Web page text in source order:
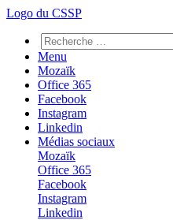
Logo du CSSP
Menu
Mozaïk
Office 365
Facebook
Instagram
Linkedin
Médias sociaux
Mozaïk
Office 365
Facebook
Instagram
Linkedin